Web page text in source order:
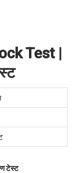
Test |
टेस्ट